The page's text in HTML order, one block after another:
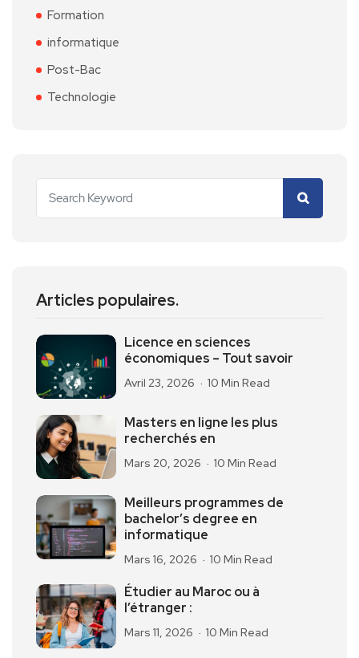
Formation
informatique
Post-Bac
Technologie
Articles populaires.
Licence en sciences
économiques – Tout savoir
Avril 23, 2026 10 Min Read
Masters en ligne les plus
recherchés en
Mars 20, 2026 10 Min Read
Meilleurs programmes de
bachelor’s degree en
informatique
Mars 16, 2026 10 Min Read
Étudier au Maroc ou à
l’étranger :
Mars 11, 2026 10 Min Read